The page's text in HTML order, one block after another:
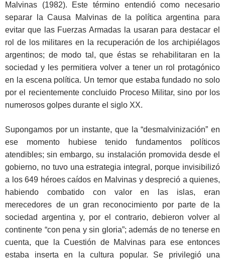
Malvinas (1982). Este término entendió como necesario
separar la Causa Malvinas de la política argentina para
evitar que las Fuerzas Armadas la usaran para destacar el
rol de los militares en la recuperación de los archipiélagos
argentinos; de modo tal, que éstas se rehabilitaran en la
sociedad y les permitiera volver a tener un rol protagónico
en la escena política. Un temor que estaba fundado no solo
por el recientemente concluido Proceso Militar, sino por los
numerosos golpes durante el siglo XX.
Supongamos por un instante, que la “desmalvinización” en
ese momento hubiese tenido fundamentos políticos
atendibles; sin embargo, su instalación promovida desde el
gobierno, no tuvo una estrategia integral, porque invisibilizó
a los 649 héroes caídos en Malvinas y despreció a quienes,
habiendo combatido con valor en las islas, eran
merecedores de un gran reconocimiento por parte de la
sociedad argentina y, por el contrario, debieron volver al
continente “con pena y sin gloria”; además de no tenerse en
cuenta, que la Cuestión de Malvinas para ese entonces
estaba inserta en la cultura popular. Se privilegió una